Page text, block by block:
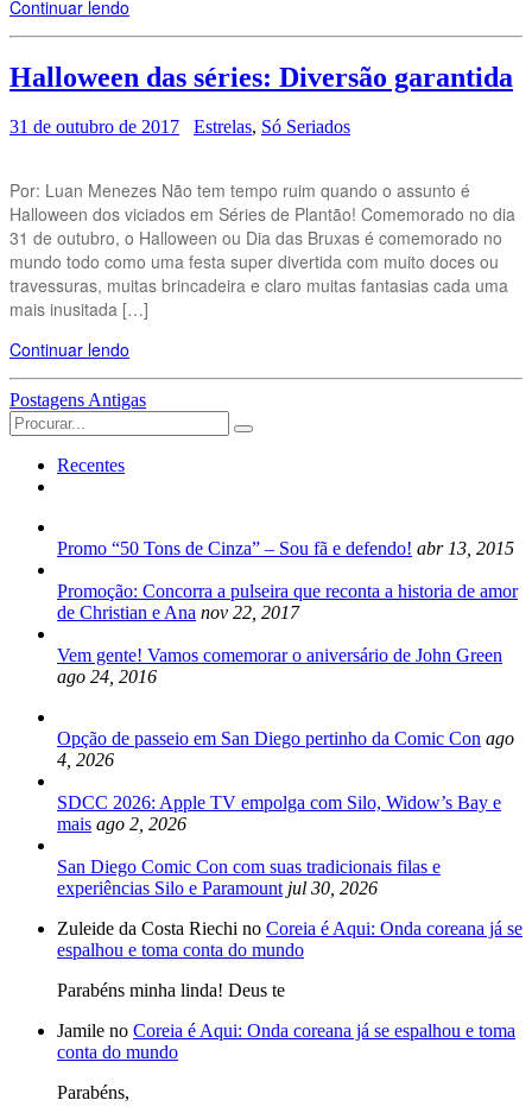
Continuar lendo
Halloween das séries: Diversão garantida
31 de outubro de 2017 Estrelas, Só Seriados
Por: Luan Menezes Não tem tempo ruim quando o assunto é
Halloween dos viciados em Séries de Plantão! Comemorado no dia
31 de outubro, o Halloween ou Dia das Bruxas é comemorado no
mundo todo como uma festa super divertida com muito doces ou
travessuras, muitas brincadeira e claro muitas fantasias cada uma
mais inusitada […]
Continuar lendo
Navegação
das
Postagens
Postagens Antigas
Search
for:
Recentes
Promo “50 Tons de Cinza” – Sou fã e defendo! abr 13, 2015
Promoção: Concorra a pulseira que reconta a historia de amor
de Christian e Ana nov 22, 2017
Vem gente! Vamos comemorar o aniversário de John Green
ago 24, 2016
Opção de passeio em San Diego pertinho da Comic Con ago
4, 2026
SDCC 2026: Apple TV empolga com Silo, Widow’s Bay e
mais ago 2, 2026
San Diego Comic Con com suas tradicionais filas e
experiências Silo e Paramount jul 30, 2026
Zuleide da Costa Riechi no Coreia é Aqui: Onda coreana já se
espalhou e toma conta do mundo
Parabéns minha linda! Deus te
Jamile no Coreia é Aqui: Onda coreana já se espalhou e toma
conta do mundo
Parabéns,